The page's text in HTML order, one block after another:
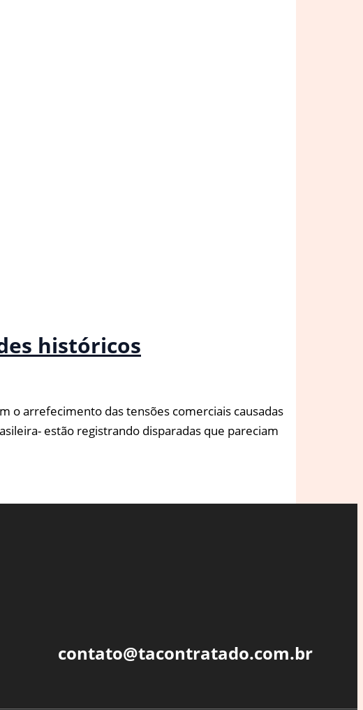
históricos
o arrefecimento das tensões comerciais causadas
estão registrando disparadas que pareciam
contato@tacontratado.com.br